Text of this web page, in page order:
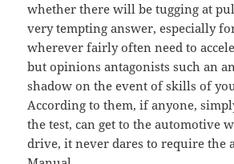
whether there will be tugging at
very tempting answer, especially
wherever fairly often need to
but opinions antagonists such an
shadow on the event of skills of
According to them, if anyone,
the test, can get to the automotive
drive, it never dares to require the